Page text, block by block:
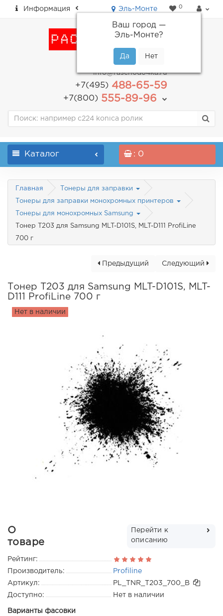
Информация Эль-Монте
Ваш город —
Эль-Монте?
0
пн-пт: с 9.00 до 18.00
info@raschodo4ka.ru
+7(495)488-65-59
+7(800)555-89-96
Каталог : 0
Главная Тонеры для заправки
Тонеры для заправки монохромных принтеров
Тонеры для монохромных Samsung
Тонер T203 для Samsung MLT-D101S, MLT-D111 ProfiLine
700 г
Следующий
Предыдущий
Тонер T203 для Samsung MLT-D101S, MLT-
D111 ProfiLine 700 г
Нет в наличии
О
товаре
Перейти к
описанию
Рейтинг:
Производитель:
Profiline
Артикул:
PL_TNR_T203_700_B
Доступно:
Нет в наличии
Варианты фасовки